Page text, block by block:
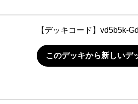
【デッキコード】 vd5b5k-
このデッキから新しいデ